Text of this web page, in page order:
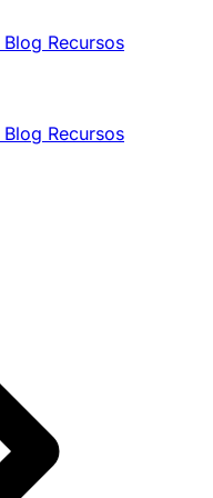
Blog Recursos
Blog Recursos